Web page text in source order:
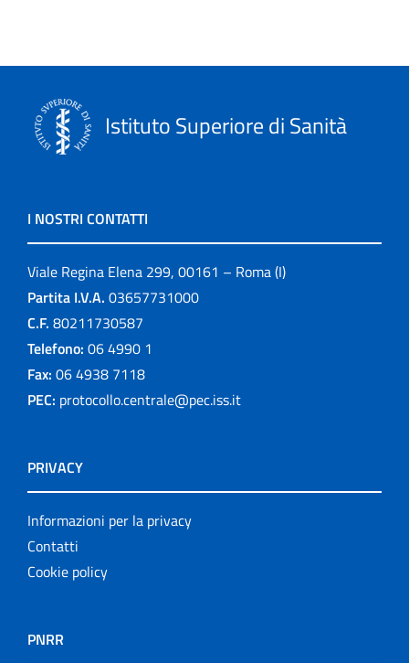
Istituto Superiore di Sanità
I NOSTRI CONTATTI
Viale Regina Elena 299, 00161 – Roma (I)
Partita I.V.A. 03657731000
C.F. 80211730587
Telefono: 06 4990 1
Fax: 06 4938 7118
PEC: protocollo.centrale@pec.iss.it
PRIVACY
Informazioni per la privacy
Contatti
Cookie policy
PNRR